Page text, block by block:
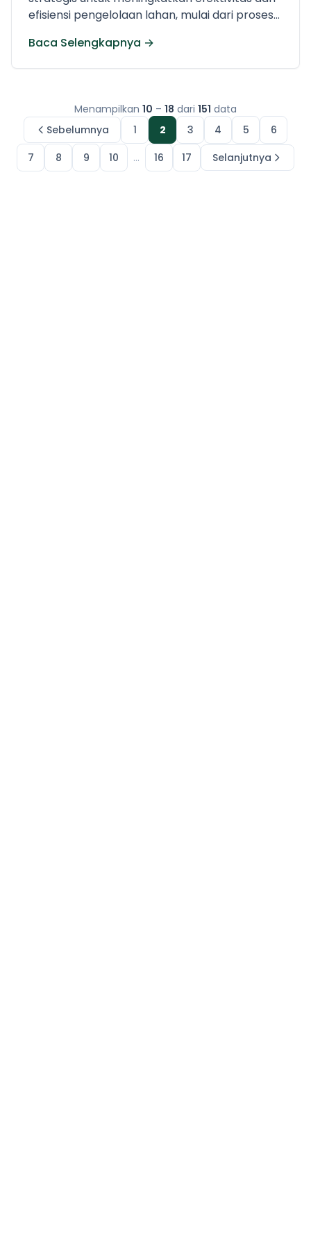
Turun Serap Aspirasi Petani.
efisiensi pengelolaan lahan, mulai dari proses
demikian, penerapan teknologi pertanian di
lapangan selama ini masih menghadapi
optimal.
Baca Selengkapnya →
Menampilkan 10 – 18 dari 151 data
Sebelumnya
1 2 3 4 5
6
7
8 9 10 ... 16 17 Selanjutnya